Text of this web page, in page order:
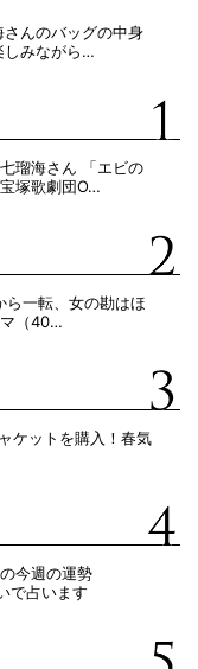
んのバッグの中身
しみながら…
瑠海さん 「エビの
塚歌劇団O…
ら一転、女の勘はほ
（40…
ケットを購入！春気
今週の運勢
で占います